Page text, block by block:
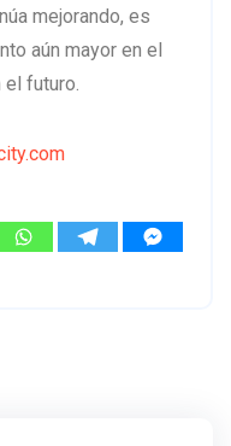
mejorando, es
aún mayor en el
futuro.